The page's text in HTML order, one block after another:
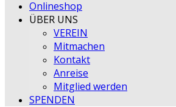
Onlineshop
ÜBER UNS
VEREIN
Mitmachen
Kontakt
Anreise
Mitglied werden
SPENDEN